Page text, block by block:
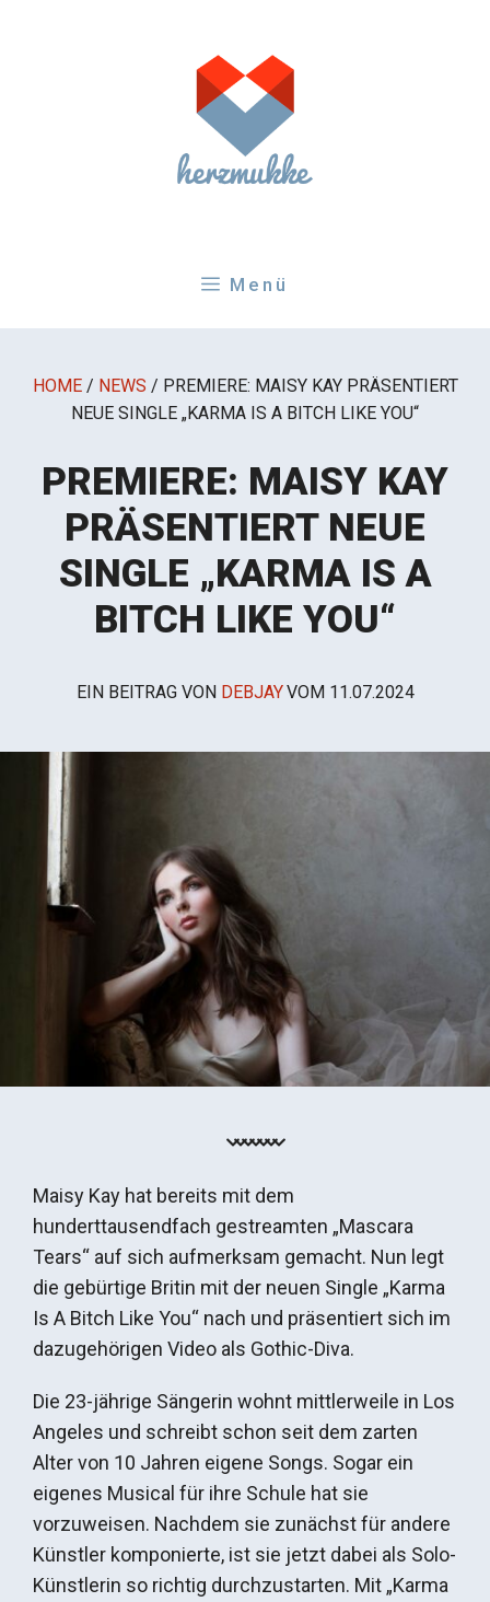
Menü
HOME / NEWS / PREMIERE: MAISY KAY PRÄSENTIERT
NEUE SINGLE „KARMA IS A BITCH LIKE YOU“
PREMIERE: MAISY KAY
PRÄSENTIERT NEUE
SINGLE „KARMA IS A
BITCH LIKE YOU“
EIN BEITRAG VON DEBJAYVOM 11.07.2024
Maisy Kay hat bereits mit dem
hunderttausendfach gestreamten „Mascara
Tears“ auf sich aufmerksam gemacht. Nun legt
die gebürtige Britin mit der neuen Single „Karma
Is A Bitch Like You“ nach und präsentiert sich im
dazugehörigen Video als Gothic-Diva.
Die 23-jährige Sängerin wohnt mittlerweile in Los
Angeles und schreibt schon seit dem zarten
Alter von 10 Jahren eigene Songs. Sogar ein
eigenes Musical für ihre Schule hat sie
vorzuweisen. Nachdem sie zunächst für andere
Künstler komponierte, ist sie jetzt dabei als Solo-
Künstlerin so richtig durchzustarten. Mit „Karma